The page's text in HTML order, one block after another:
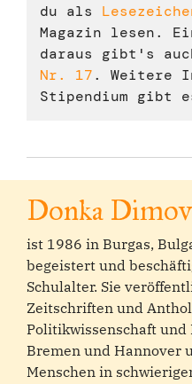
du als
Magazin lesen.
daraus gibt's
Nr. 17. Weitere
Stipendium gibt
Donka
ist 1986 in Burgas,
begeistert und
Schulalter. Sie
Zeitschriften und
Politikwissenschaft und
Bremen und Hannover
Menschen in